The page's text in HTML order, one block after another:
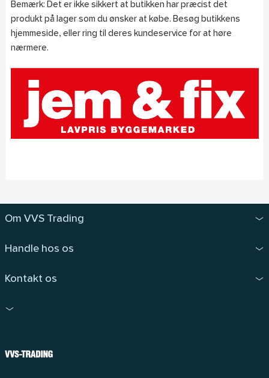
Bemærk: Det er ikke sikkert at butikken har præcist det
produkt på lager som du ønsker at købe. Besøg butikkens
hjemmeside, eller ring til deres kundeservice for at høre
nærmere.
Om VVS Trading
Handle hos os
Kontakt os